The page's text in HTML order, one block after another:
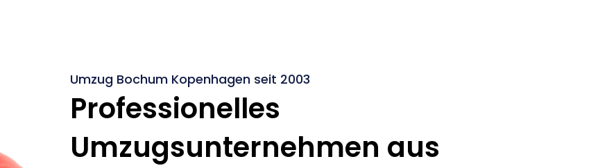
Umzug Bochum Kopenhagen seit 2003
Professionelles
Umzugsunternehmen aus